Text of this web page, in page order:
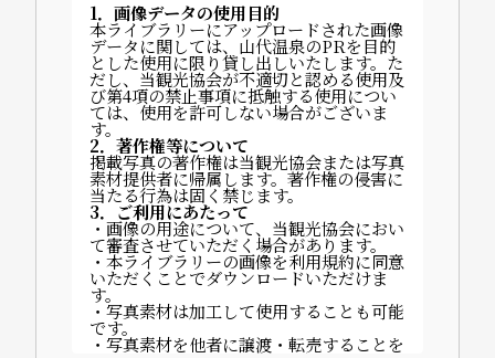
1．画像データの使用目的
本ライブラリーにアップロードされた画像
データに関しては、山代温泉のPRを目的
とした使用に限り貸し出しいたします。た
だし、当観光協会が不適切と認める使用及
び第4項の禁止事項に抵触する使用につい
ては、使用を許可しない場合がございま
す。
2．著作権等について
掲載写真の著作権は当観光協会または写真
素材提供者に帰属します。著作権の侵害に
当たる行為は固く禁じます。
3．ご利用にあたって
・画像の用途について、当観光協会におい
て審査させていただく場合があります。
・本ライブラリーの画像を利用規約に同意
いただくことでダウンロードいただけま
す。
・写真素材は加工して使用することも可能
です。
・写真素材を他者に譲渡・転売することを